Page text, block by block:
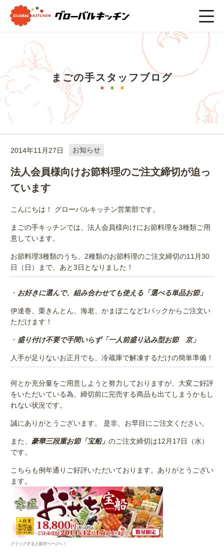
ホーム>まごの手スタッフブログ>お知らせ
法人会員様向け
お節料理のご注文締切が迫っています
まごの手スタッフブログ
2014年11月27日 お知らせ
法人会員様向けお節料理のご注文締切が迫っ
ています
こんにちは！ グローバルキッチン営業部です。
まごの手キッチンでは、法人会員様向けにお節料理を3種類ご用
意しています。
お節料理3種類のうち、2種類のお節料理のご注文締切の11月30
日（日）まで、あと3日となりました！
・ お好きに選んで、組み合わせても使える「選べる単品お節」
伊達巻、栗きんとん、海老、かまぼこなど1パックからご注文い
ただけます！
・ 盛り付け不要で手間いらず「一人前盛り込み型お節 京」
人手が足りないお正月でも、冷蔵庫で解凍するだけの簡単準備！
何とか充分量をご用意しようと努力しておりますが、大変ご好評
をいただいている為、締切前に完売する商品も出てしまうかもし
れない状況です。
誠にありがとうございます。 是非、お早目にご注文ください。
また、 豪華三段重お節「宝船」 のご注文締切は12月17日（水）
です。
こちらも例年通りご好評いただいております。ありがとうござい
ます。
クリックすると販売ページへ！